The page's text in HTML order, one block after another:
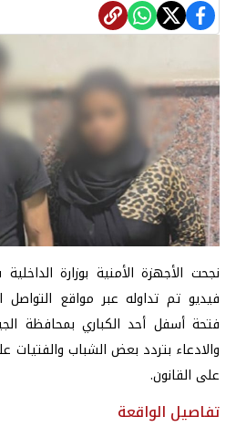
نجحت الأجهزة الأمنية بوزارة
فيديو تم تداوله عبر مواقع التواصل
فتحة أسفل أحد الكباري بمحافظة
والادعاء بتردد بعض الشباب والفتيات
على القانون.
تفاصيل الواقعة